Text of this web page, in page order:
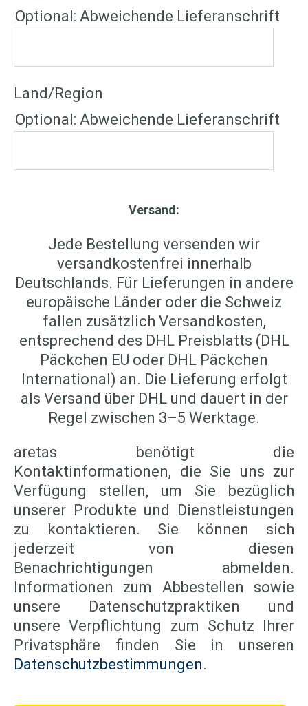
Optional: Abweichende Lieferanschrift
Land/Region
Optional: Abweichende Lieferanschrift
Versand:
Jede Bestellung versenden wir
versandkostenfrei innerhalb
Deutschlands. Für Lieferungen in andere
europäische Länder oder die Schweiz
fallen zusätzlich Versandkosten,
entsprechend des DHL Preisblatts (DHL
Päckchen EU oder DHL Päckchen
International) an. Die Lieferung erfolgt
als Versand über DHL und dauert in der
Regel zwischen 3–5 Werktage.
aretas benötigt die
Kontaktinformationen, die Sie uns zur
Verfügung stellen, um Sie bezüglich
unserer Produkte und Dienstleistungen
zu kontaktieren. Sie können sich
jederzeit von diesen
Benachrichtigungen abmelden.
Informationen zum Abbestellen sowie
unsere Datenschutzpraktiken und
unsere Verpflichtung zum Schutz Ihrer
Privatsphäre finden Sie in unseren
Datenschutzbestimmungen.